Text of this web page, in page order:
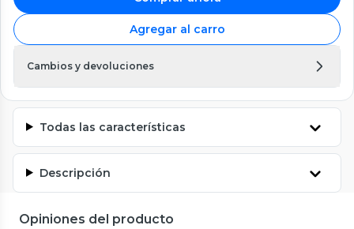
Agregar al carro
Cambios y devoluciones
Todas las características
Descripción
Opiniones del producto